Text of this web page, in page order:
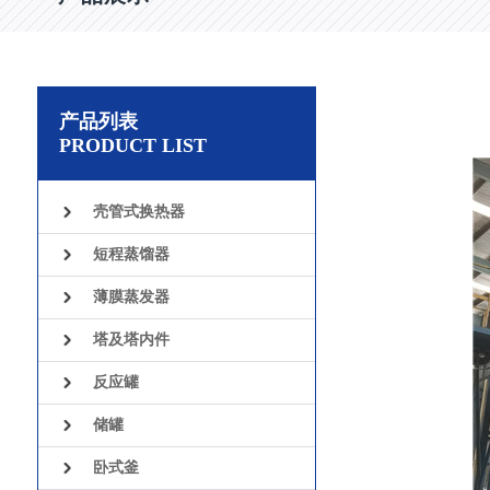
产品列表
PRODUCT LIST
壳管式换热器
短程蒸馏器
薄膜蒸发器
塔及塔内件
反应罐
储罐
卧式釜